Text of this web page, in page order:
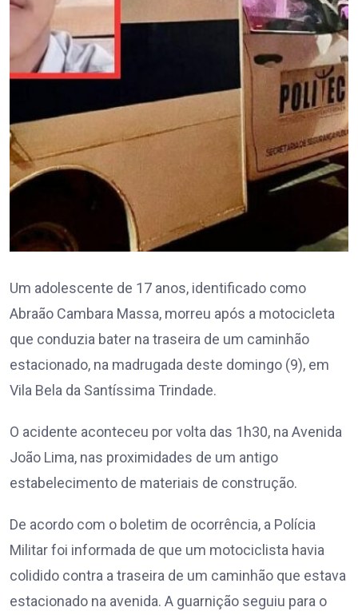
Um adolescente de 17 anos, identificado como
Abraão Cambara Massa, morreu após a motocicleta
que conduzia bater na traseira de um caminhão
estacionado, na madrugada deste domingo (9), em
Vila Bela da Santíssima Trindade.
O acidente aconteceu por volta das 1h30, na Avenida
João Lima, nas proximidades de um antigo
estabelecimento de materiais de construção.
De acordo com o boletim de ocorrência, a Polícia
Militar foi informada de que um motociclista havia
colidido contra a traseira de um caminhão que estava
estacionado na avenida. A guarnição seguiu para o